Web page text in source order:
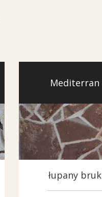
Mediterran
łupany bruk